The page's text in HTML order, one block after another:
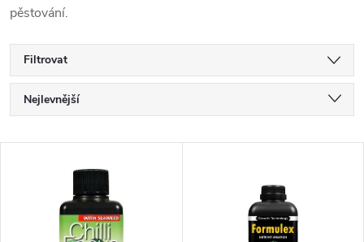
pěstování.
Filtrovat
Ř
a
Nejlevnější
Abecedně